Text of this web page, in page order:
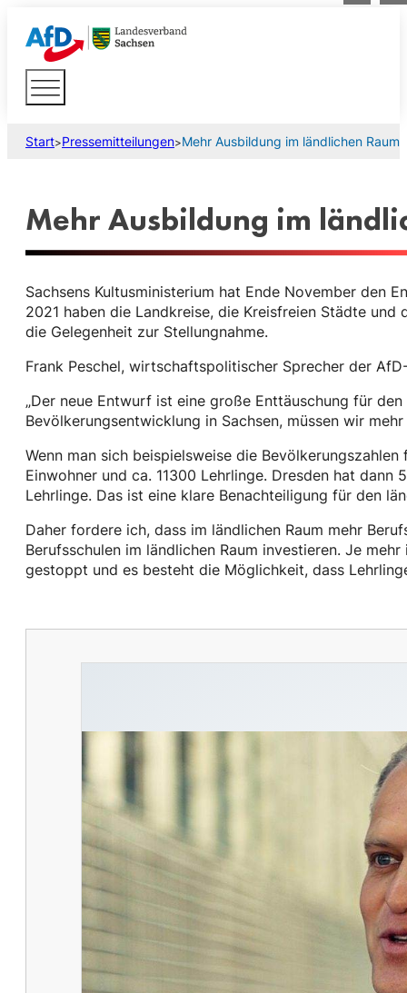
Start>Pressemitteilungen>Mehr Ausbildung im ländlichen Raum
Mehr Ausbildung im
Sachsens Kultusministerium hat Ende November den
2021 haben die Landkreise, die Kreisfreien Städte
die Gelegenheit zur Stellungnahme.
Frank Peschel, wirtschaftspolitischer Sprecher der
„Der neue Entwurf ist eine große Enttäuschung für
Bevölkerungsentwicklung in Sachsen, müssen wir
Wenn man sich beispielsweise die
Einwohner und ca. 11300 Lehrlinge. Dresden hat
Lehrlinge. Das ist eine klare Benachteiligung für den
Daher fordere ich, dass im ländlichen Raum mehr
Berufsschulen im ländlichen Raum investieren. Je
gestoppt und es besteht die Möglichkeit, dass